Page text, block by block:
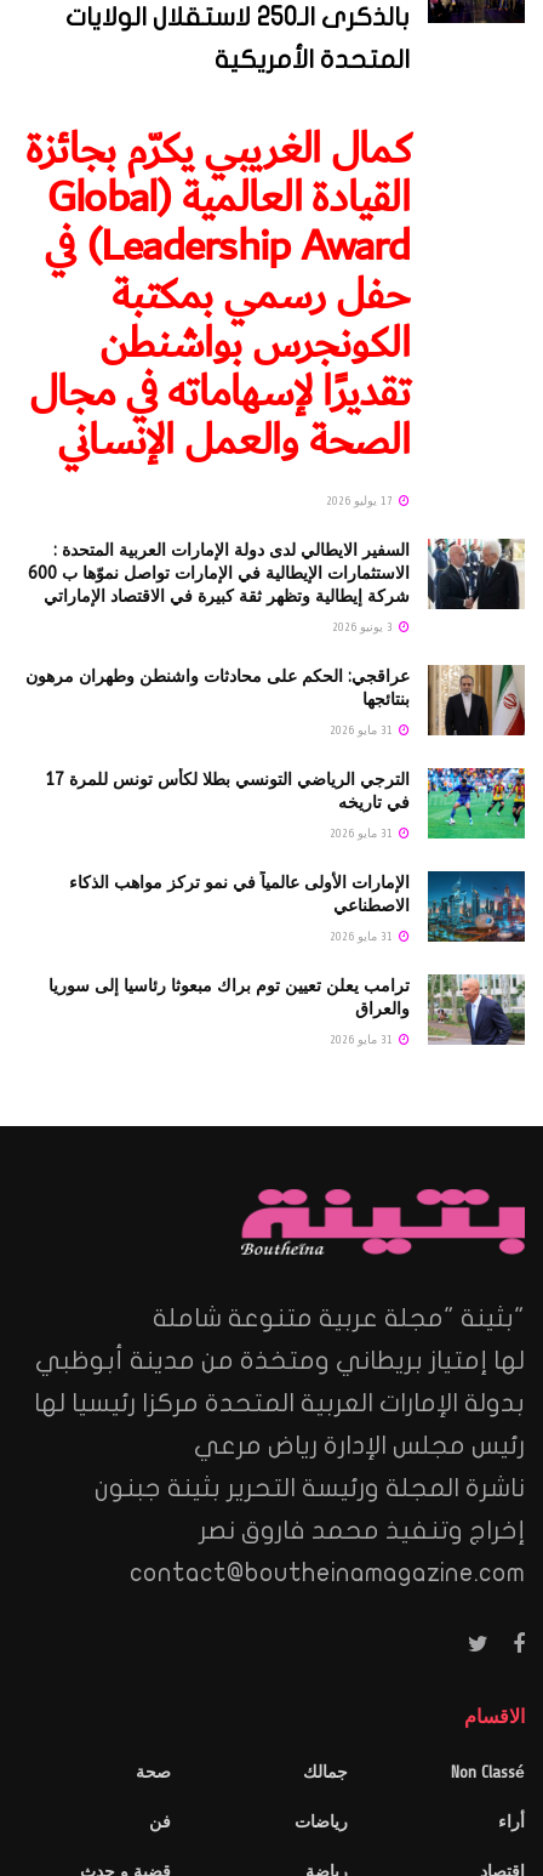
بالذكرى الـ250 لاستقلال الولايات
المتحدة الأمريكية
كمال الغريبي يكرّم بجائزة
القيادة العالمية (Global
Leadership Award) في
حفل رسمي بمكتبة
الكونجرس بواشنطن
تقديرًا لإسهاماته في مجال
الصحة والعمل الإنساني
السفير الايطالي لدى دولة الإمارات العربية المتحدة :
الاستثمارات الإيطالية في الإمارات تواصل نموّها ب 600
شركة إيطالية وتظهر ثقة كبيرة في الاقتصاد الإماراتي
عراقجي: الحكم على محادثات واشنطن وطهران مرهون
بنتائجها
الترجي الرياضي التونسي بطلا لكأس تونس للمرة 17
في تاريخه
الإمارات الأولى عالمياً في نمو تركز مواهب الذكاء
الاصطناعي
ترامب يعلن تعيين توم براك مبعوثا رئاسيا إلى سوريا
والعراق
"بثينة "مجلة عربية متنوعة شاملة
لها إمتياز بريطاني ومتخذة من مدينة أبوظبي
بدولة الإمارات العربية المتحدة مركزا رئيسيا لها
رئيس مجلس الإدارة رياض مرعي
ناشرة المجلة ورئيسة التحرير بثينة جبنون
إخراج وتنفيذ محمد فاروق نصر
contact@boutheinamagazine.com
الاقسام
Non Classé
أراء
جمالك
رياضات
صحة
فن